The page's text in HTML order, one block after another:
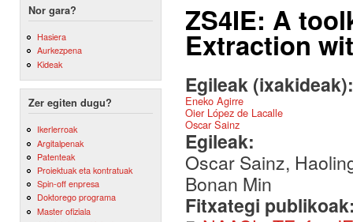
Nor gara?
Hasiera
Aurkezpena
Kideak
Zer egiten dugu?
Ikerlerroak
Argitalpenak
Patenteak
Proiektuak eta kontratuak
Spin-off enpresa
Doktorego programa
Master ofiziala
ZS4IE: A
Extraction
Egileak
Eneko Agirre
Oier López de Lacalle
Oscar Sainz
Egileak:
Oscar Sainz,
Bonan Min
Fitxategi